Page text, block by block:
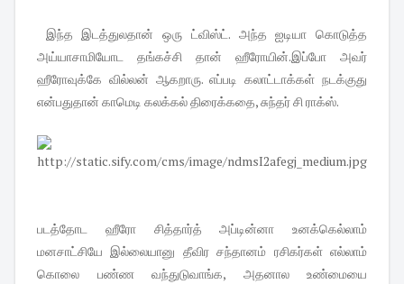
இந்த இடத்துலதான் ஒரு ட்விஸ்ட். அந்த ஐடியா கொடுத்த
அய்யாசாமியோட தங்கச்சி தான் ஹீரோயின்.இப்போ அவர்
ஹீரோவுக்கே வில்லன் ஆகறாரு. எப்படி கலாட்டாக்கள் நடக்குது
என்பதுதான் காமெடி கலக்கல் திரைக்கதை, சுந்தர் சி ராக்ஸ்.
படத்தோட ஹீரோ சித்தார்த் அப்டின்னா உனக்கெல்லாம்
மனசாட்சியே இல்லையானு தீவிர சந்தானம் ரசிகர்கள் எல்லாம்
கொலை பண்ண வந்துடுவாங்க, அதனால உண்மையை